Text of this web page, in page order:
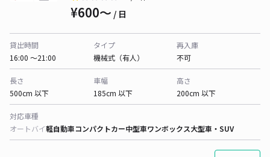
¥600〜 / 日
貸出時間
16:00 〜21:00
タイプ
機械式（有人）
再入庫
不可
長さ
500cm 以下
車幅
185cm 以下
高さ
200cm 以下
対応車種
オートバイ軽自動車コンパクトカー中型車ワンボックス大型車・SUV